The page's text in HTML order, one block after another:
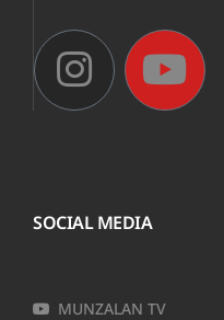
SOCIAL MEDIA
MUNZALAN TV